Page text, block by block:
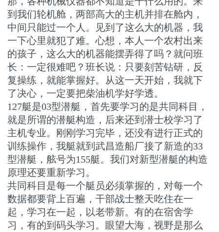
到我们轮机舱，两部高大的主机并排在舱内，
中间只能过一个人。见到了这么大的机器，我
一下心里就犯了难。心想，本人一个农村出来
的孩子，这么大的机器能摆弄得了吗？就问班
长：一定很难吧？班长说：只要刻苦钻研，反
复操练，就能掌握好。从这一天开始，我就下
了决心，一定要把柴油机学好学透。
127艇是03型潜艇，首先要学习的是共同科目，
就是所谓的潜艇构造，后来还到潜士校学习了
主机专业。刚刚学习完毕，还没有进行正式的
训练操作，我艇就到武昌造船厂接了新造的33
型潜艇，舷号为155艇。我们对新型潜艇的构造
原理还要重新学习。
共同科目是每一个艇员必须掌握的，对每一个
数据都要背上百遍，干部战士整天吃住在一
起，学习在一起，以老带新。有的在宿舍学
习，有的到码头学习。眼望大海，视野是那么